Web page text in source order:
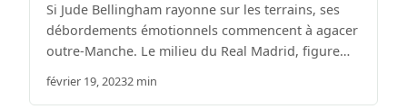
Si Jude Bellingham rayonne sur les terrains, ses
débordements émotionnels commencent à agacer
outre-Manche. Le milieu du Real Madrid, figure…
février 19, 20232 min